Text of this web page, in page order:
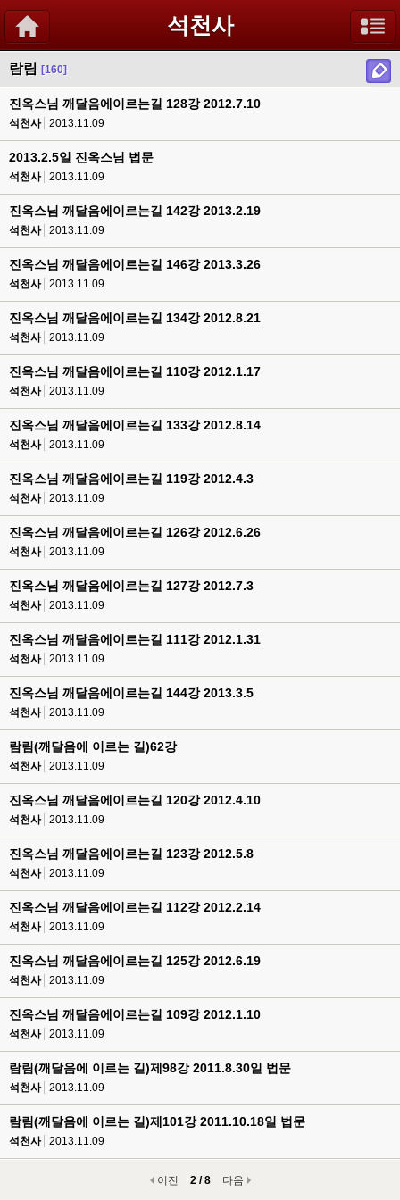
석천사
람림 [160]
진옥스님 깨달음에이르는길 128강 2012.7.10
석천사 2013.11.09
2013.2.5일 진옥스님 법문
석천사 2013.11.09
진옥스님 깨달음에이르는길 142강 2013.2.19
석천사 2013.11.09
진옥스님 깨달음에이르는길 146강 2013.3.26
석천사 2013.11.09
진옥스님 깨달음에이르는길 134강 2012.8.21
석천사 2013.11.09
진옥스님 깨달음에이르는길 110강 2012.1.17
석천사 2013.11.09
진옥스님 깨달음에이르는길 133강 2012.8.14
석천사 2013.11.09
진옥스님 깨달음에이르는길 119강 2012.4.3
석천사 2013.11.09
진옥스님 깨달음에이르는길 126강 2012.6.26
석천사 2013.11.09
진옥스님 깨달음에이르는길 127강 2012.7.3
석천사 2013.11.09
진옥스님 깨달음에이르는길 111강 2012.1.31
석천사 2013.11.09
진옥스님 깨달음에이르는길 144강 2013.3.5
석천사 2013.11.09
람림(깨달음에 이르는 길)62강
석천사 2013.11.09
진옥스님 깨달음에이르는길 120강 2012.4.10
석천사 2013.11.09
진옥스님 깨달음에이르는길 123강 2012.5.8
석천사 2013.11.09
진옥스님 깨달음에이르는길 112강 2012.2.14
석천사 2013.11.09
진옥스님 깨달음에이르는길 125강 2012.6.19
석천사 2013.11.09
진옥스님 깨달음에이르는길 109강 2012.1.10
석천사 2013.11.09
람림(깨달음에 이르는 길)제98강 2011.8.30일 법문
석천사 2013.11.09
람림(깨달음에 이르는 길)제101강 2011.10.18일 법문
석천사 2013.11.09
이전 2 / 8 다음